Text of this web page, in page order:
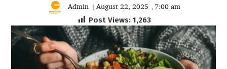
Admin | August 22, 2025 , 7:00 am
Post Views: 1,263